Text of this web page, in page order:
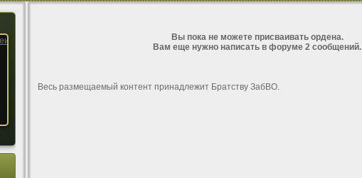
Вы пока не можете присваивать ордена.
Вам еще нужно написать в форуме 2 сообщений.
Весь размещаемый контент принадлежит Братству ЗабВО.